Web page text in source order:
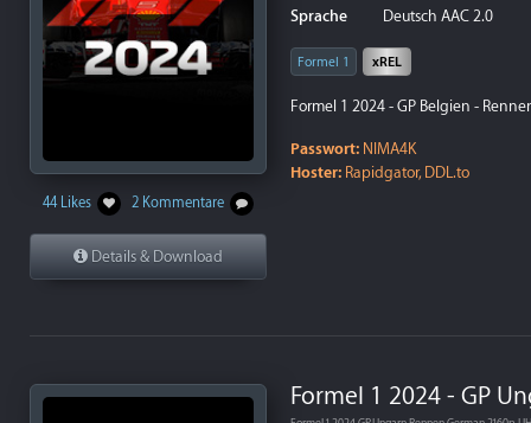
44 Likes 2 Kommentare
Details & Download
Sprache
Deutsch AAC 2.0
Formel 1 xREL
Formel 1 2024 - GP Belgien -
Passwort: NIMA4K
Hoster: Rapidgator, DDL.to
Formel 1 2024 - GP